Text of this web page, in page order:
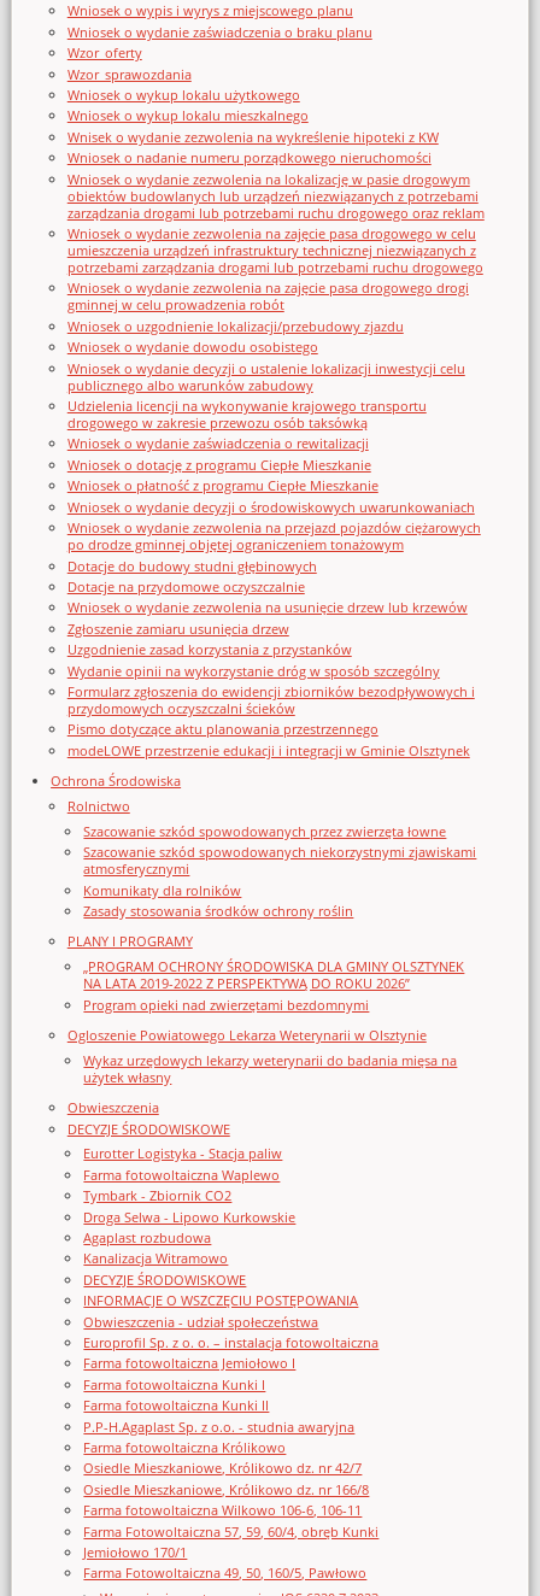
Wniosek o wypis i wyrys z miejscowego planu
Wniosek o wydanie zaświadczenia o braku planu
Wzor_oferty
Wzor_sprawozdania
Wniosek o wykup lokalu użytkowego
Wniosek o wykup lokalu mieszkalnego
Wnisek o wydanie zezwolenia na wykreślenie hipoteki z KW
Wniosek o nadanie numeru porządkowego nieruchomości
Wniosek o wydanie zezwolenia na lokalizację w pasie drogowym
obiektów budowlanych lub urządzeń niezwiązanych z potrzebami
zarządzania drogami lub potrzebami ruchu drogowego oraz reklam
Wniosek o wydanie zezwolenia na zajęcie pasa drogowego w celu
umieszczenia urządzeń infrastruktury technicznej niezwiązanych z
potrzebami zarządzania drogami lub potrzebami ruchu drogowego
Wniosek o wydanie zezwolenia na zajęcie pasa drogowego drogi
gminnej w celu prowadzenia robót
Wniosek o uzgodnienie lokalizacji/przebudowy zjazdu
Wniosek o wydanie dowodu osobistego
Wniosek o wydanie decyzji o ustalenie lokalizacji inwestycji celu
publicznego albo warunków zabudowy
Udzielenia licencji na wykonywanie krajowego transportu
drogowego w zakresie przewozu osób taksówką
Wniosek o wydanie zaświadczenia o rewitalizacji
Wniosek o dotację z programu Ciepłe Mieszkanie
Wniosek o płatność z programu Ciepłe Mieszkanie
Wniosek o wydanie decyzji o środowiskowych uwarunkowaniach
Wniosek o wydanie zezwolenia na przejazd pojazdów ciężarowych
po drodze gminnej objętej ograniczeniem tonażowym
Dotacje do budowy studni głębinowych
Dotacje na przydomowe oczyszczalnie
Wniosek o wydanie zezwolenia na usunięcie drzew lub krzewów
Zgłoszenie zamiaru usunięcia drzew
Uzgodnienie zasad korzystania z przystanków
Wydanie opinii na wykorzystanie dróg w sposób szczególny
Formularz zgłoszenia do ewidencji zbiorników bezodpływowych i
przydomowych oczyszczalni ścieków
Pismo dotyczące aktu planowania przestrzennego
modeLOWE przestrzenie edukacji i integracji w Gminie Olsztynek
Ochrona Środowiska
Rolnictwo
Szacowanie szkód spowodowanych przez zwierzęta łowne
Szacowanie szkód spowodowanych niekorzystnymi zjawiskami
atmosferycznymi
Komunikaty dla rolników
Zasady stosowania środków ochrony roślin
PLANY I PROGRAMY
„PROGRAM OCHRONY ŚRODOWISKA DLA GMINY OLSZTYNEK
NA LATA 2019-2022 Z PERSPEKTYWĄ DO ROKU 2026”
Program opieki nad zwierzętami bezdomnymi
Ogloszenie Powiatowego Lekarza Weterynarii w Olsztynie
Wykaz urzędowych lekarzy weterynarii do badania mięsa na
użytek własny
Obwieszczenia
DECYZJE ŚRODOWISKOWE
Eurotter Logistyka - Stacja paliw
Farma fotowoltaiczna Waplewo
Tymbark - Zbiornik CO2
Droga Selwa - Lipowo Kurkowskie
Agaplast rozbudowa
Kanalizacja Witramowo
DECYZJE ŚRODOWISKOWE
INFORMACJE O WSZCZĘCIU POSTĘPOWANIA
Obwieszczenia - udział społeczeństwa
Europrofil Sp. z o. o. – instalacja fotowoltaiczna
Farma fotowoltaiczna Jemiołowo I
Farma fotowoltaiczna Kunki I
Farma fotowoltaiczna Kunki II
P.P-H.Agaplast Sp. z o.o. - studnia awaryjna
Farma fotowoltaiczna Królikowo
Osiedle Mieszkaniowe, Królikowo dz. nr 42/7
Osiedle Mieszkaniowe, Królikowo dz. nr 166/8
Farma fotowoltaiczna Wilkowo 106-6, 106-11
Farma Fotowoltaiczna 57, 59, 60/4, obręb Kunki
Jemiołowo 170/1
Farma Fotowoltaiczna 49, 50, 160/5, Pawłowo